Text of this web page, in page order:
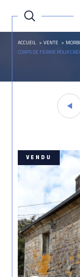
ACCUEIL VENTE
CORPS DE FERME POUR
VENDU